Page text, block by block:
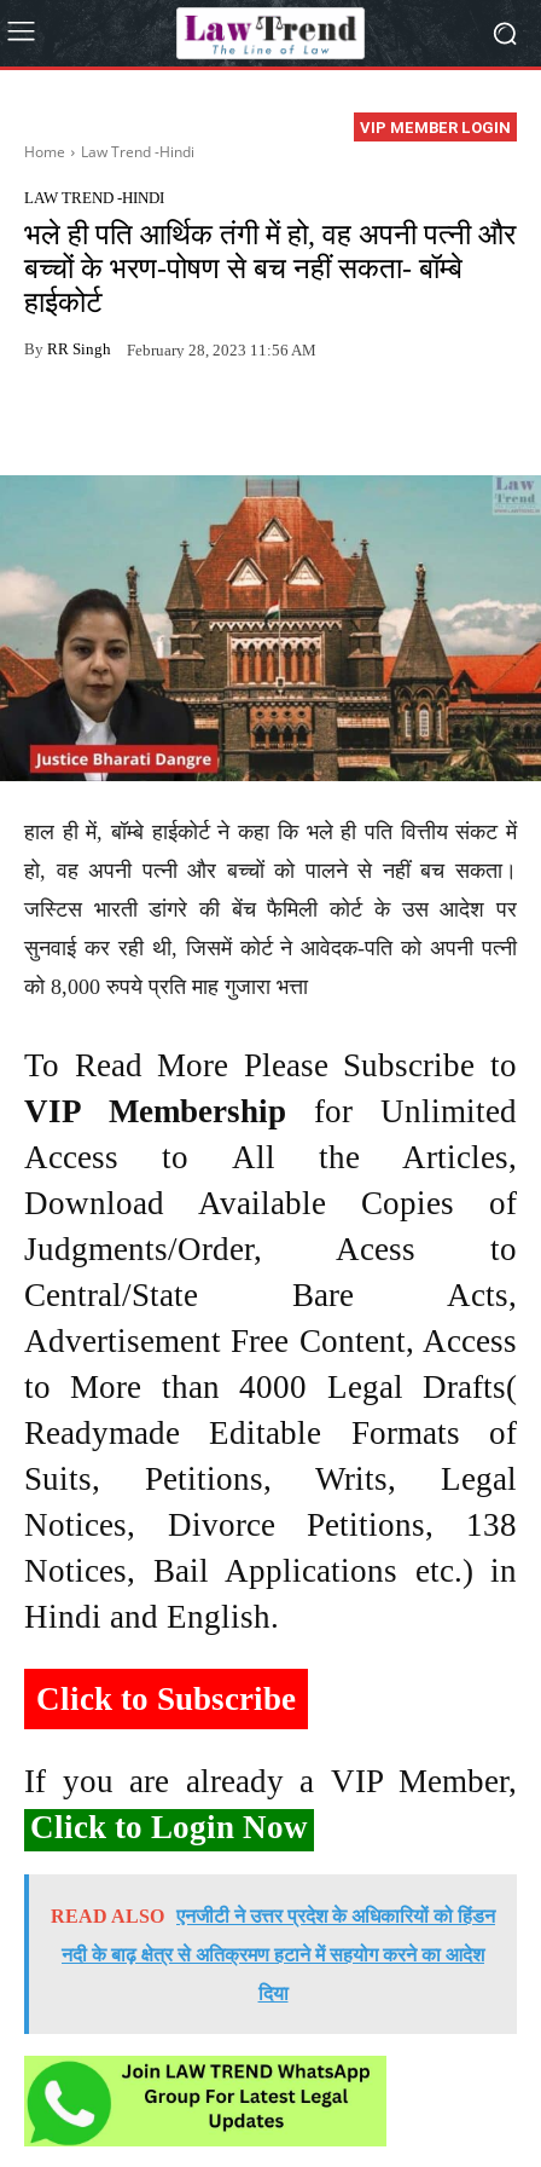
VIP MEMBER LOGIN
Home Law Trend -Hindi
LAW TREND -HINDI
भले ही पति आर्थिक तंगी में हो, वह अपनी पत्नी और
बच्चों के भरण-पोषण से बच नहीं सकता- बॉम्बे
हाईकोर्ट
By RR Singh February 28, 2023 11:56 AM
हाल ही में, बॉम्बे हाईकोर्ट ने कहा कि भले ही पति वित्तीय संकट में
हो, वह अपनी पत्नी और बच्चों को पालने से नहीं बच सकता।
जस्टिस भारती डांगरे की बेंच फैमिली कोर्ट के उस आदेश पर
सुनवाई कर रही थी, जिसमें कोर्ट ने आवेदक-पति को अपनी पत्नी
को 8,000 रुपये प्रति माह गुजारा भत्ता
To Read More Please Subscribe to
VIP Membership for Unlimited
Access to All the Articles,
Download Available Copies of
Judgments/Order, Acess to
Central/State Bare Acts,
Advertisement Free Content, Access
to More than 4000 Legal Drafts(
Readymade Editable Formats of
Suits, Petitions, Writs, Legal
Notices, Divorce Petitions, 138
Notices, Bail Applications etc.) in
Hindi and English.
Click to Subscribe
If you are already a VIP Member,
Click to Login Now
READ ALSO एनजीटी ने उत्तर प्रदेश के अधिकारियों को हिंडन
नदी के बाढ़ क्षेत्र से अतिक्रमण हटाने में सहयोग करने का आदेश
दिया